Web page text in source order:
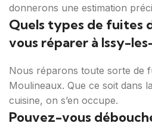
donnerons une estimation
Quels types de fuites
vous réparer à Issy-
Nous réparons toute sorte de
Moulineaux. Que ce soit dans
cuisine, on s’en occupe.
Pouvez-vous